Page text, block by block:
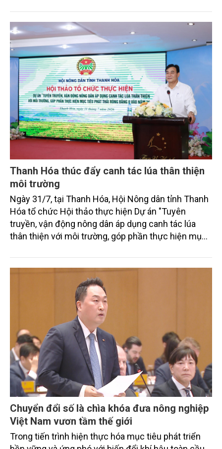
sắc bởi các tiến bộ công nghệ và cam kết bền vững
toàn cầu, đặc biệt là mục tiêu đưa phát thải ròng
bằng 0 (Net-Zero) vào năm 2050.
Thanh Hóa thúc đẩy canh tác lúa thân thiện
môi trường
Ngày 31/7, tại Thanh Hóa, Hội Nông dân tỉnh Thanh
Hóa tổ chức Hội thảo thực hiện Dự án "Tuyên
truyền, vận động nông dân áp dụng canh tác lúa
thân thiện với môi trường, góp phần thực hiện mục
trình thu hút sự tham gia của đông đảo đại biểu đến
từ các cơ quan quản lý nhà nước, đơn vị nghiên cứu,
doanh nghiệp, hợp tác xã và nông dân đang trực
tiếp triển khai mô hình sản xuất lúa phát thải thấp.
Chuyển đổi số là chìa khóa đưa nông nghiệp
Việt Nam vươn tầm thế giới
Trong tiến trình hiện thực hóa mục tiêu phát triển